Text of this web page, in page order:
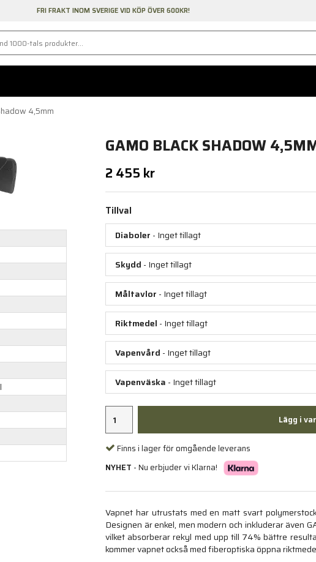
FRI FRAKT INOM SVERIGE VID KÖP ÖVER 600KR!
4,5mm
GAMO BLACK SHADOW
2 455 kr
Tillval
Diaboler - Inget tillagt
Skydd - Inget tillagt
Måltavlor - Inget tillagt
Riktmedel - Inget tillagt
Vapenvård - Inget tillagt
Vapenväska - Inget tillagt
Lägg i
Finns i lager för omgående leverans
NYHET - Nu erbjuder vi Klarna!
Vapnet har utrustats med en matt svart
Designen är enkel, men modern och inkluderar även
vilket absorberar rekyl med upp till 74% bättre
kommer vapnet också med fiberoptiska öppna